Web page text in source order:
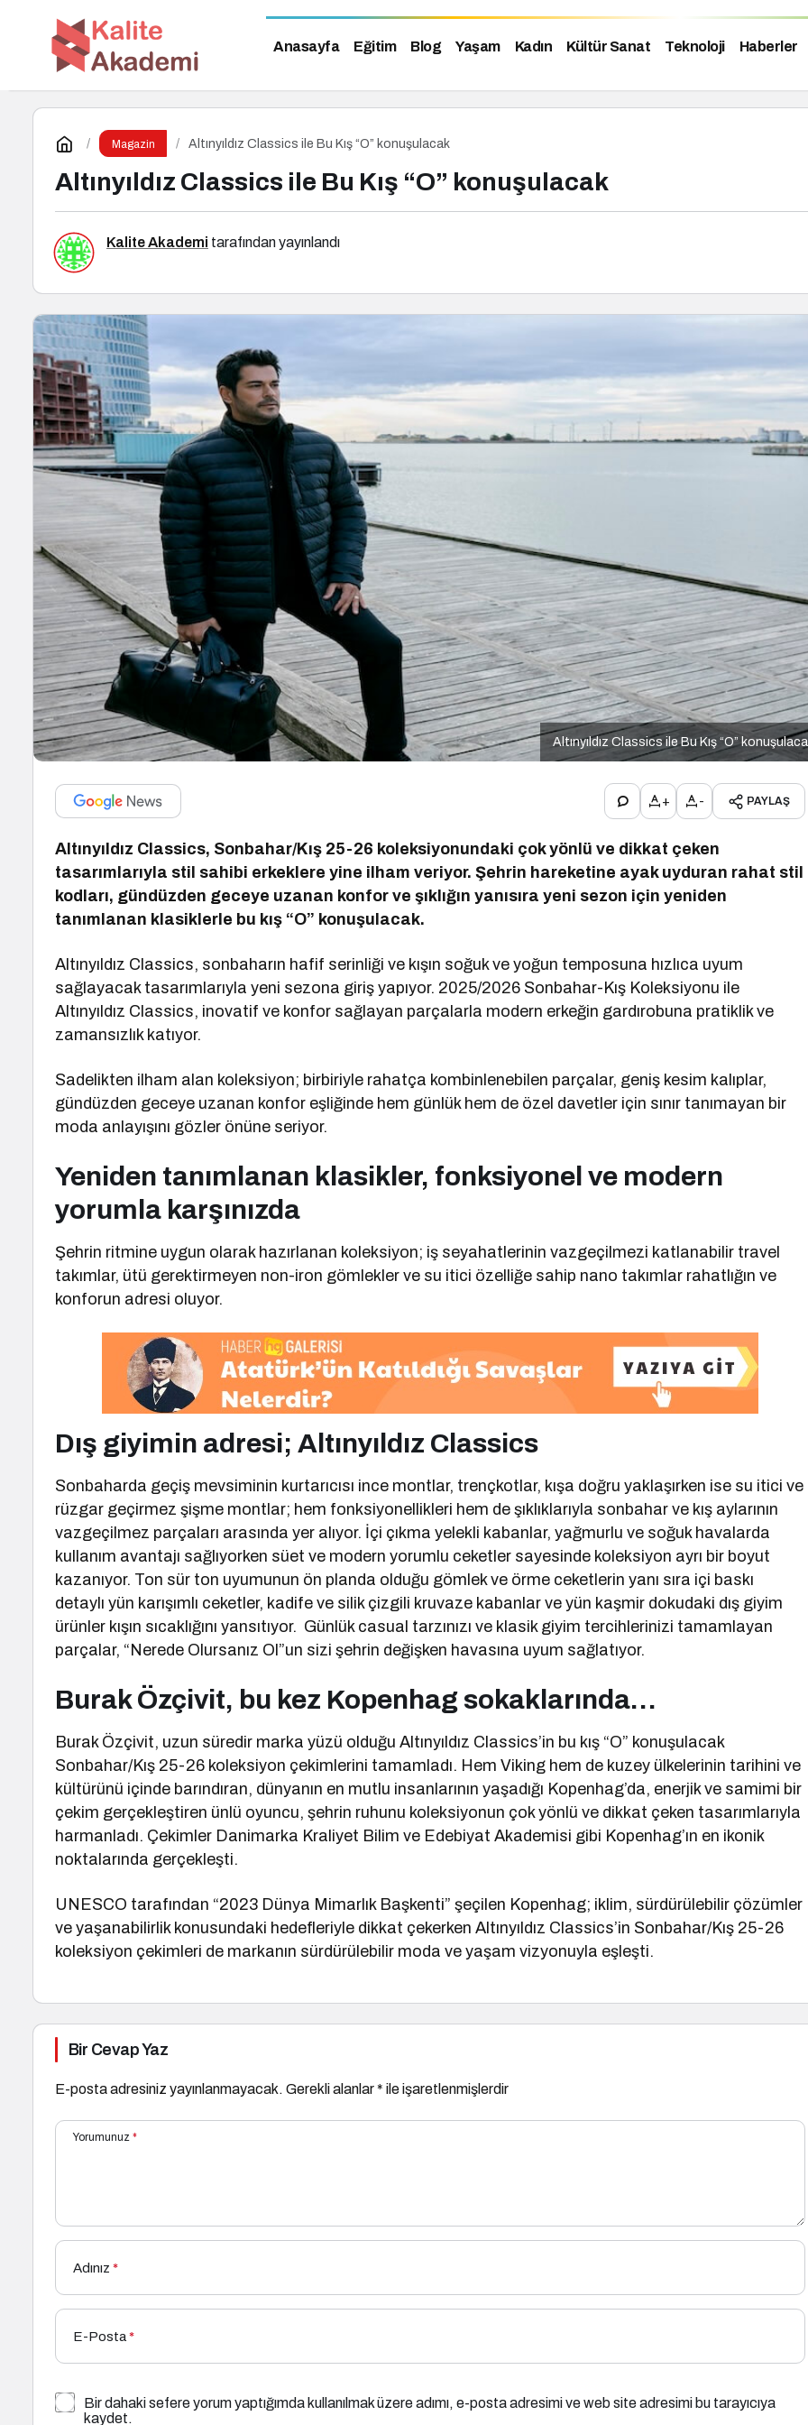
Anasayfa Eğitim Blog Yaşam Kadın Kültür Sanat Teknoloji Haberler
Magazin Altınyıldız Classics ile Bu Kış “O” konuşulacak
Altınyıldız Classics ile Bu Kış “O” konuşulacak
Kalite Akademi tarafından yayınlandı
Altınyıldız Classics ile Bu Kış “O”
+ - PAYLAŞ
Altınyıldız Classics, Sonbahar/Kış 25-26 koleksiyonundaki çok yönlü ve dikkat çeken
tasarımlarıyla stil sahibi erkeklere yine ilham veriyor. Şehrin hareketine ayak uyduran rahat stil
kodları, gündüzden geceye uzanan konfor ve şıklığın yanısıra yeni sezon için yeniden
tanımlanan klasiklerle bu kış “O” konuşulacak.
Altınyıldız Classics, sonbaharın hafif serinliği ve kışın soğuk ve yoğun temposuna hızlıca uyum
sağlayacak tasarımlarıyla yeni sezona giriş yapıyor. 2025/2026 Sonbahar-Kış Koleksiyonu ile
Altınyıldız Classics, inovatif ve konfor sağlayan parçalarla modern erkeğin gardırobuna pratiklik ve
zamansızlık katıyor.
Sadelikten ilham alan koleksiyon; birbiriyle rahatça kombinlenebilen parçalar, geniş kesim kalıplar,
gündüzden geceye uzanan konfor eşliğinde hem günlük hem de özel davetler için sınır tanımayan bir
moda anlayışını gözler önüne seriyor.
Yeniden tanımlanan klasikler, fonksiyonel ve modern
yorumla karşınızda
Şehrin ritmine uygun olarak hazırlanan koleksiyon; iş seyahatlerinin vazgeçilmezi katlanabilir travel
takımlar, ütü gerektirmeyen non-iron gömlekler ve su itici özelliğe sahip nano takımlar rahatlığın ve
konforun adresi oluyor.
Dış giyimin adresi; Altınyıldız Classics
Sonbaharda geçiş mevsiminin kurtarıcısı ince montlar, trençkotlar, kışa doğru yaklaşırken ise su itici ve
rüzgar geçirmez şişme montlar; hem fonksiyonellikleri hem de şıklıklarıyla sonbahar ve kış aylarının
vazgeçilmez parçaları arasında yer alıyor. İçi çıkma yelekli kabanlar, yağmurlu ve soğuk havalarda
kullanım avantajı sağlıyorken süet ve modern yorumlu ceketler sayesinde koleksiyon ayrı bir boyut
kazanıyor. Ton sür ton uyumunun ön planda olduğu gömlek ve örme ceketlerin yanı sıra içi baskı
detaylı yün karışımlı ceketler, kadife ve silik çizgili kruvaze kabanlar ve yün kaşmir dokudaki dış giyim
ürünler kışın sıcaklığını yansıtıyor. Günlük casual tarzınızı ve klasik giyim tercihlerinizi tamamlayan
parçalar, “Nerede Olursanız Ol”un sizi şehrin değişken havasına uyum sağlatıyor.
Burak Özçivit, bu kez Kopenhag sokaklarında…
Burak Özçivit, uzun süredir marka yüzü olduğu Altınyıldız Classics’in bu kış “O” konuşulacak
Sonbahar/Kış 25-26 koleksiyon çekimlerini tamamladı. Hem Viking hem de kuzey ülkelerinin tarihini ve
kültürünü içinde barındıran, dünyanın en mutlu insanlarının yaşadığı Kopenhag’da, enerjik ve samimi bir
çekim gerçekleştiren ünlü oyuncu, şehrin ruhunu koleksiyonun çok yönlü ve dikkat çeken tasarımlarıyla
harmanladı. Çekimler Danimarka Kraliyet Bilim ve Edebiyat Akademisi gibi Kopenhag’ın en ikonik
noktalarında gerçekleşti.
UNESCO tarafından “2023 Dünya Mimarlık Başkenti” şeçilen Kopenhag; iklim, sürdürülebilir çözümler
ve yaşanabilirlik konusundaki hedefleriyle dikkat çekerken Altınyıldız Classics’in Sonbahar/Kış 25-26
koleksiyon çekimleri de markanın sürdürülebilir moda ve yaşam vizyonuyla eşleşti.
Bir Cevap Yaz
E-posta adresiniz yayınlanmayacak. Gerekli alanlar* ile işaretlenmişlerdir
Yorumunuz *
Adınız *
E-Posta*
Bir dahaki sefere yorum yaptığımda kullanılmak üzere adımı, e-posta adresimi ve web site adresimi bu tarayıcıya
kaydet.